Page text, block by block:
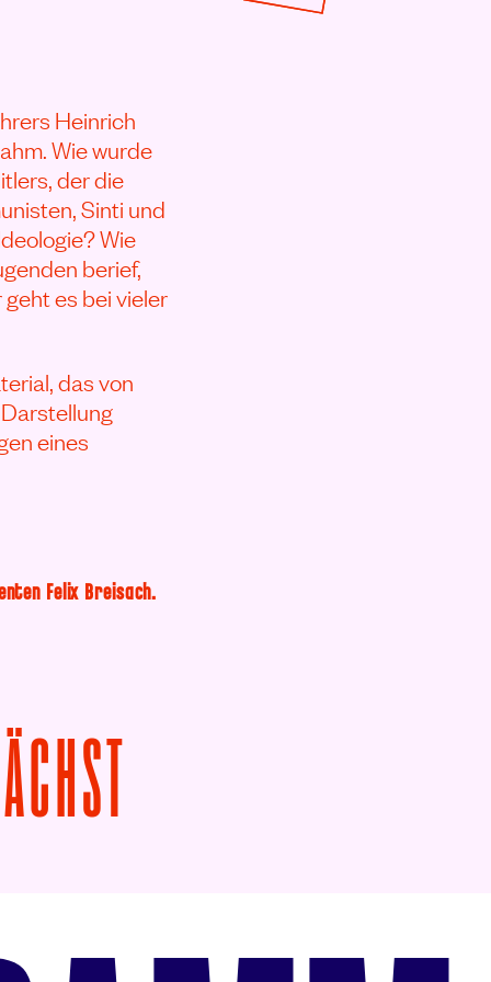
Heinrich
Wie wurde
der die
Sinti und
Wie
berief,
es bei vieler
das von
eines
Felix Breisach.